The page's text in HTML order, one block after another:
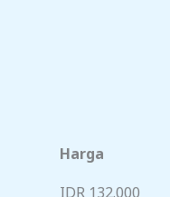
Harga
IDR 132.000